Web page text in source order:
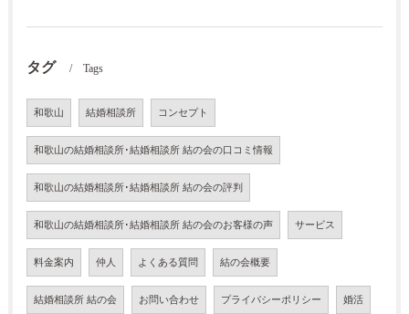
タグ Tags
和歌山 結婚相談所 コンセプト
和歌山の結婚相談所･結婚相談所 結の会の口コミ情報
和歌山の結婚相談所･結婚相談所 結の会の評判
和歌山の結婚相談所･結婚相談所 結の会のお客様の声 サービス
料金案内 仲人 よくある質問 結の会概要
結婚相談所 結の会 お問い合わせ プライバシーポリシー 婚活